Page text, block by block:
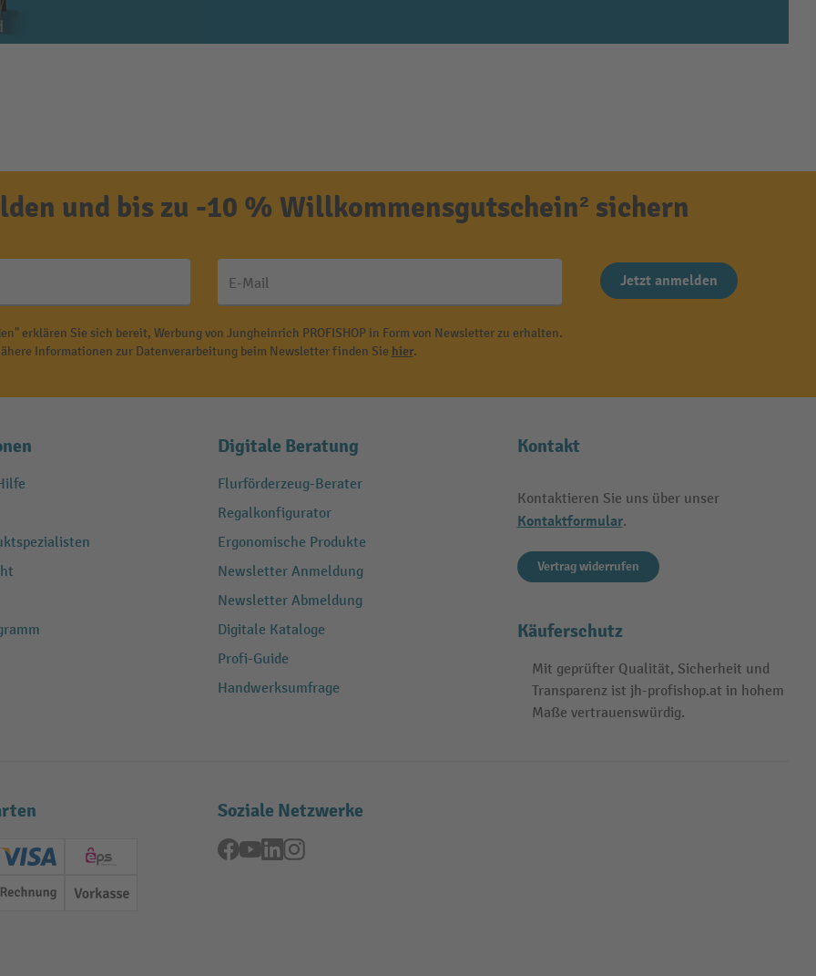
und bis zu -10 % Willkommensgutschein² sichern
E-Mail Jetzt anmelden
erklären Sie sich bereit, Werbung von Jungheinrich PROFISHOP in Form von Newsletter zu erhalten.
Informationen zur Datenverarbeitung beim Newsletter finden Sie hier.
Digitale Beratung
Flurförderzeug-Berater
Regalkonfigurator
Ergonomische Produkte
Newsletter Anmeldung
Newsletter Abmeldung
Digitale Kataloge
Profi-Guide
Handwerksumfrage
Kontakt
Kontaktieren Sie uns über unser
Kontaktformular.
Vertrag widerrufen
Käuferschutz
Mit geprüfter Qualität, Sicherheit und
Transparenz ist jh-profishop.at in hohem
Maße vertrauenswürdig.
(Master)
Creditcard (Visa)
EPS
Rechnung Vorkasse
Soziale Netzwerke
Facebook
YouTubeLinkedInInstagram